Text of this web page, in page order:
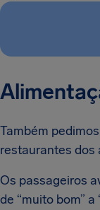
Também
restaurantes dos
Os passageiros
de “muito bom”